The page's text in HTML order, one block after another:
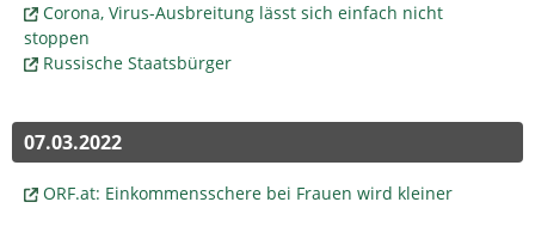
Corona, Virus-Ausbreitung lässt sich einfach nicht
stoppen
Russische Staatsbürger
07.03.2022
ORF.at: Einkommensschere bei Frauen wird kleiner